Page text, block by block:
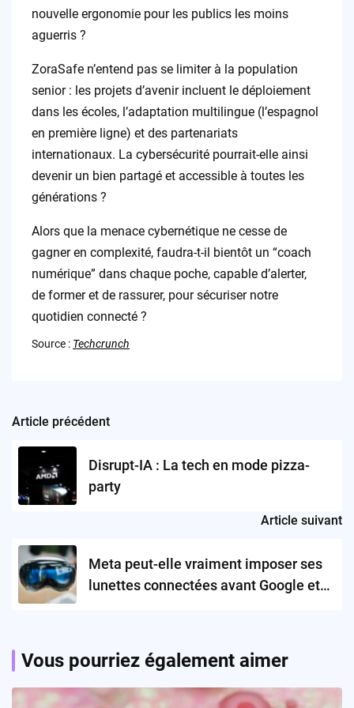
nouvelle ergonomie pour les publics les moins
aguerris ?
ZoraSafe n’entend pas se limiter à la population
senior : les projets d’avenir incluent le déploiement
dans les écoles, l’adaptation multilingue (l’espagnol
en première ligne) et des partenariats
internationaux. La cybersécurité pourrait-elle ainsi
devenir un bien partagé et accessible à toutes les
générations ?
Alors que la menace cybernétique ne cesse de
gagner en complexité, faudra-t-il bientôt un “coach
numérique” dans chaque poche, capable d’alerter,
de former et de rassurer, pour sécuriser notre
quotidien connecté ?
Source : Techcrunch
Post
navigation
Article précédent
Disrupt-IA : La tech en mode pizza-
party
Article suivant
Meta peut-elle vraiment imposer ses
lunettes connectées avant Google et
Vous pourriez également aimer